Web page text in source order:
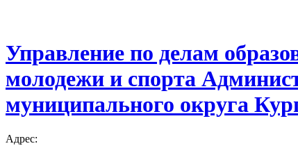
Управление по делам
молодежи и спорта
муниципального округа
Адрес: